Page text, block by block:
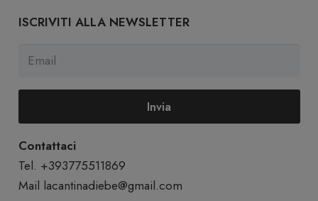
ISCRIVITI ALLA NEWSLETTER
Invia
Contattaci
Tel. +393775511869
Mail lacantinadiebe@gmail.com